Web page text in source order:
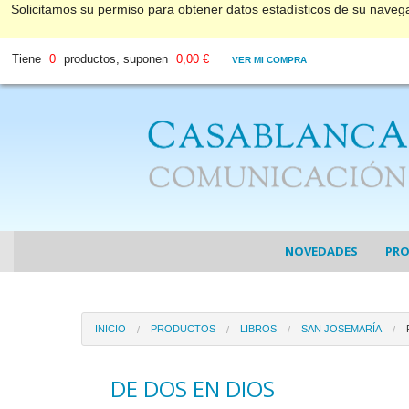
Solicitamos su permiso para obtener datos estadísticos de su
Tiene 0 productos, suponen 0,00 € VER MI COMPRA
NOVEDADES
INICIO PRODUCTOS LIBROS SAN JOSEMARÍA
DE DOS EN DIOS